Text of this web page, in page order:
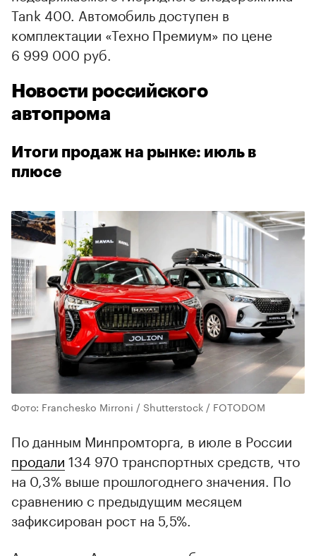
Tank 400. Автомобиль доступен в
комплектации «Техно Премиум» по цене
6 999 000 руб.
Новости российского
автопрома
Итоги продаж на рынке: июль в
плюсе
Фото: Franchesko Mirroni / Shutterstock / FOTODOM
По данным Минпромторга, в июле в России
продали 134 970 транспортных средств, что
на 0,3% выше прошлогоднего значения. По
сравнению с предыдущим месяцем
зафиксирован рост на 5,5%.